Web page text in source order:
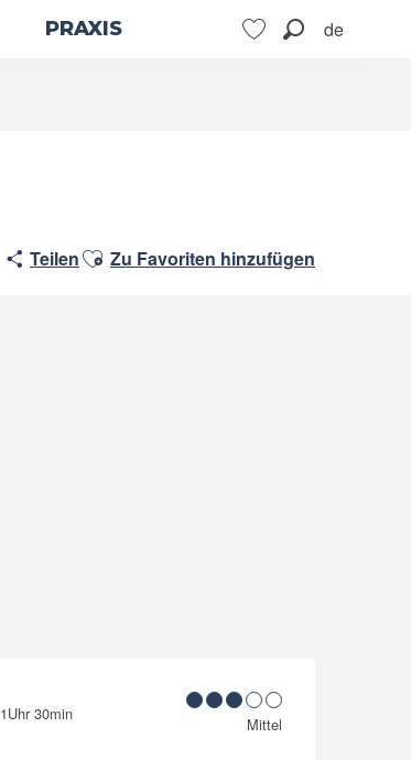
de
PRAXIS
TeilenAjouter aux favoris
Zu Favoriten hinzufügen
1Uhr 30min
Mittel